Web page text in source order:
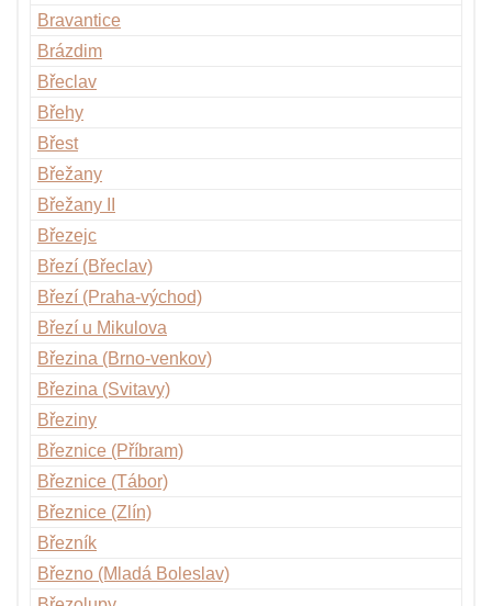
Bravantice
Brázdim
Břeclav
Břehy
Břest
Břežany
Břežany II
Březejc
Březí (Břeclav)
Březí (Praha-východ)
Březí u Mikulova
Březina (Brno-venkov)
Březina (Svitavy)
Březiny
Březnice (Příbram)
Březnice (Tábor)
Březnice (Zlín)
Březník
Březno (Mladá Boleslav)